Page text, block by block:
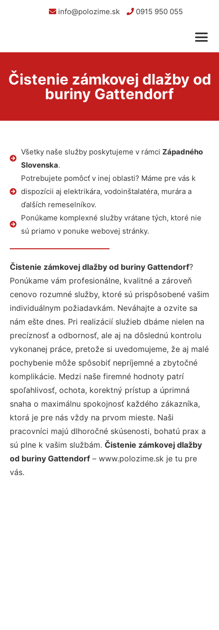
info@polozime.sk 0915 950 055
Čistenie zámkovej dlažby od
buriny Gattendorf
Všetky naše služby poskytujeme v rámci Západného
Slovenska.
Potrebujete pomôcť v inej oblasti? Máme pre vás k
dispozícii aj elektrikára, vodoinštalatéra, murára a
ďalších remeselníkov.
Ponúkame komplexné služby vrátane tých, ktoré nie
sú priamo v ponuke webovej stránky.
Čistenie zámkovej dlažby od buriny Gattendorf?
Ponúkame vám profesionálne, kvalitné a zároveň
cenovo rozumné služby, ktoré sú prispôsobené vašim
individuálnym požiadavkám. Neváhajte a ozvite sa
nám ešte dnes. Pri realizácií služieb dbáme nielen na
precíznosť a odbornosť, ale aj na dôslednú kontrolu
vykonanej práce, pretože si uvedomujeme, že aj malé
pochybenie môže spôsobiť nepríjemné a zbytočné
komplikácie. Medzi naše firemné hodnoty patrí
spoľahlivosť, ochota, korektný prístup a úprimná
snaha o maximálnu spokojnosť každého zákazníka,
ktorá je pre nás vždy na prvom mieste. Naši
pracovníci majú dlhoročné skúsenosti, bohatú prax a
sú plne k vašim službám. Čistenie zámkovej dlažby
od buriny Gattendorf – www.polozime.sk je tu pre
vás.